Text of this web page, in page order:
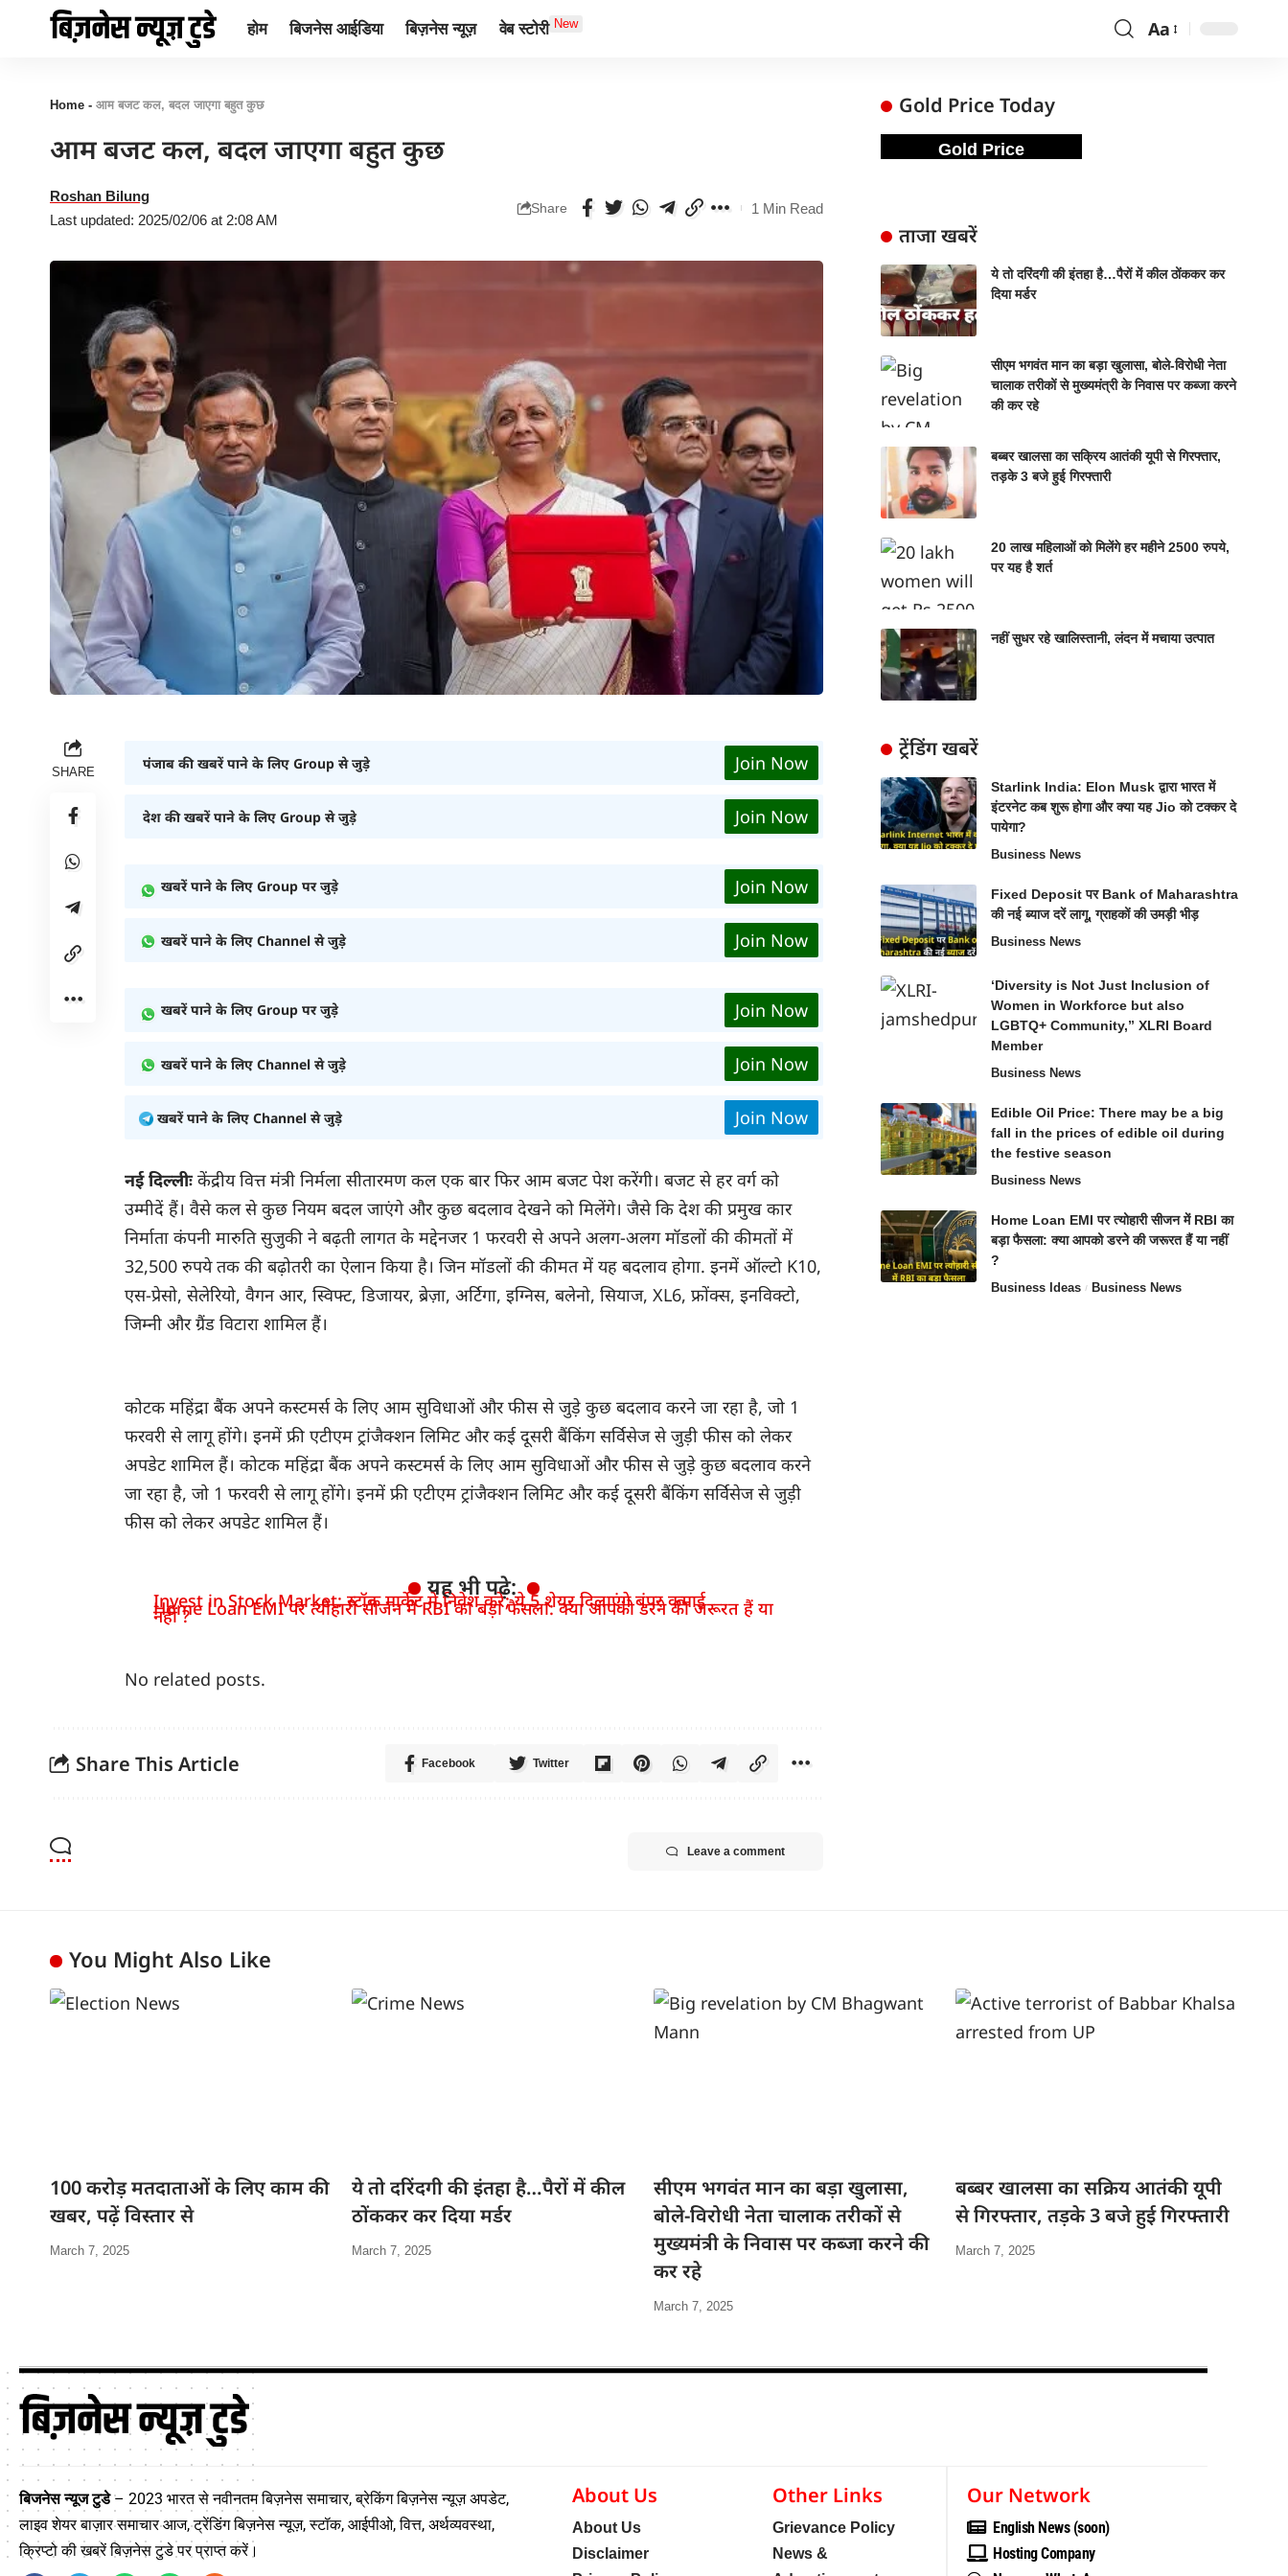
होम बिजनेस आईडिया बिज़नेस न्यूज़ वेब स्टोरी New Aa
Home - आम बजट कल, बदल जाएगा बहुत कुछ
आम बजट कल, बदल जाएगा बहुत कुछ
Last updated: 2025/02/06 at 2:08 AM
Roshan Bilung
Share 1 Min Read
SHARE पंजाब की खबरें पाने के लिए Group से जुड़े Join Now
देश की खबरें पाने के लिए Group से जुड़े Join Now
खबरें पाने के लिए Group पर जुड़े Join Now
खबरें पाने के लिए Channel से जुड़े Join Now
खबरें पाने के लिए Group पर जुड़े Join Now
खबरें पाने के लिए Channel से जुड़े Join Now
खबरें पाने के लिए Channel से जुड़े Join Now
नई दिल्लीःकेंद्रीय वित्त मंत्री निर्मला सीतारमण कल एक बार फिर आम बजट पेश करेंगी। बजट से हर वर्ग को
उम्मीदें हैं। वैसे कल से कुछ नियम बदल जाएंगे और कुछ बदलाव देखने को मिलेंगे। जैसे कि देश की प्रमुख कार
निर्माता कंपनी मारुति सुजुकी ने बढ़ती लागत के मद्देनजर 1 फरवरी से अपने अलग-अलग मॉडलों की कीमतों में
32,500 रुपये तक की बढ़ोतरी का ऐलान किया है। जिन मॉडलों की कीमत में यह बदलाव होगा. इनमें ऑल्टो K10,
एस-प्रेसो, सेलेरियो, वैगन आर, स्विफ्ट, डिजायर, ब्रेज़ा, अर्टिगा, इग्निस, बलेनो, सियाज, XL6, फ्रोंक्स, इनविक्टो,
जिम्नी और ग्रैंड विटारा शामिल हैं।
कोटक महिंद्रा बैंक अपने कस्टमर्स के लिए आम सुविधाओं और फीस से जुड़े कुछ बदलाव करने जा रहा है, जो 1
फरवरी से लागू होंगे। इनमें फ्री एटीएम ट्रांजैक्शन लिमिट और कई दूसरी बैंकिंग सर्विसेज से जुड़ी फीस को लेकर
अपडेट शामिल हैं। कोटक महिंद्रा बैंक अपने कस्टमर्स के लिए आम सुविधाओं और फीस से जुड़े कुछ बदलाव करने
जा रहा है, जो 1 फरवरी से लागू होंगे। इनमें फ्री एटीएम ट्रांजैक्शन लिमिट और कई दूसरी बैंकिंग सर्विसेज से जुड़ी
फीस को लेकर अपडेट शामिल हैं।
यह भी पढ़े:
Invest in Stock Market: स्टॉक मार्केट में निवेश करें; ये 5 शेयर दिलाएंगे बंपर कमाई
Home Loan EMI पर त्योहारी सीजन में RBI का बड़ा फैसला: क्या आपको डरने की जरूरत हैं या
नहीं ?
No related posts.
Share This Article Facebook Twitter
Leave a comment
Gold Price Today
Gold Price
ताजा खबरें
ये तो दरिंदगी की इंतहा है…पैरों में कील ठोंककर कर
दिया मर्डर
सीएम भगवंत मान का बड़ा खुलासा, बोले-विरोधी नेता
चालाक तरीकों से मुख्यमंत्री के निवास पर कब्जा करने
की कर रहे
बब्बर खालसा का सक्रिय आतंकी यूपी से गिरफ्तार,
तड़के 3 बजे हुई गिरफ्तारी
20 लाख महिलाओं को मिलेंगे हर महीने 2500 रुपये,
पर यह है शर्त
नहीं सुधर रहे खालिस्तानी, लंदन में मचाया उत्पात
ट्रेंडिंग खबरें
Starlink India: Elon Musk द्वारा भारत में
इंटरनेट कब शुरू होगा और क्या यह Jio को टक्कर दे
पायेगा?
Business News
Fixed Deposit पर Bank of Maharashtra
की नई ब्याज दरें लागू, ग्राहकों की उमड़ी भीड़
Business News
‘Diversity is Not Just Inclusion of
Women in Workforce but also
LGBTQ+ Community,” XLRI Board
Member
Business News
Edible Oil Price: There may be a big
fall in the prices of edible oil during
the festive season
Business News
Home Loan EMI पर त्योहारी सीजन में RBI का
बड़ा फैसला: क्या आपको डरने की जरूरत हैं या नहीं
?
Business Ideas Business News
You Might Also Like
100 करोड़ मतदाताओं के लिए काम की
खबर, पढ़ें विस्तार से
March 7, 2025
ये तो दरिंदगी की इंतहा है…पैरों में कील
ठोंककर कर दिया मर्डर
March 7, 2025
सीएम भगवंत मान का बड़ा खुलासा,
बोले-विरोधी नेता चालाक तरीकों से
मुख्यमंत्री के निवास पर कब्जा करने की
कर रहे
March 7, 2025
बब्बर खालसा का सक्रिय आतंकी यूपी
से गिरफ्तार, तड़के 3 बजे हुई गिरफ्तारी
March 7, 2025
बिजनेस न्यूज टुडे– 2023 भारत से नवीनतम बिज़नेस समाचार, ब्रेकिंग बिज़नेस न्यूज़ अपडेट,
लाइव शेयर बाज़ार समाचार आज, ट्रेंडिंग बिज़नेस न्यूज़, स्टॉक, आईपीओ, वित्त, अर्थव्यवस्था,
क्रिप्टो की खबरें बिज़नेस टुडे पर प्राप्त करें।
About Us
About Us
Disclaimer
Other Links
Grievance Policy
News &
Our Network
English News (soon)
Hosting Company